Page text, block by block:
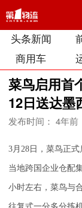
头条新闻
商用车
菜鸟启用首
12日送达墨
发布时间： 4年前
3月28日，菜鸟正
当地跨国企业仓配
小时左右，菜鸟与